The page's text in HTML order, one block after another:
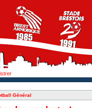
Général